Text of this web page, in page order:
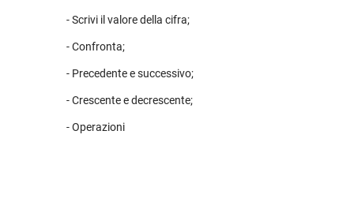
- Scrivi il valore della cifra;
- Confronta;
- Precedente e successivo;
- Crescente e decrescente;
- Operazioni